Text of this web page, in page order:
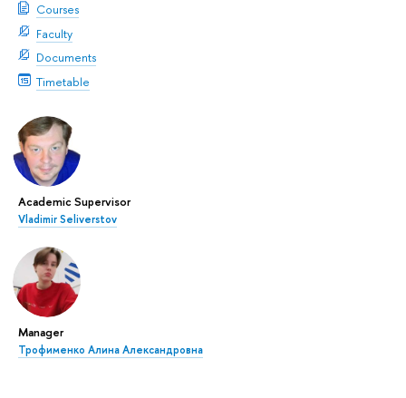
Courses
Faculty
Documents
Timetable
Academic Supervisor
Vladimir Seliverstov
Manager
Трофименко Алина Александровна